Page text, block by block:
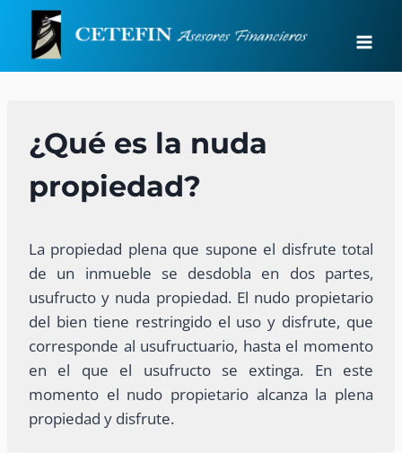
Saltar
contenido
¿Qué es la nuda
propiedad?
La propiedad plena que supone el disfrute total
de un inmueble se desdobla en dos partes,
usufructo y nuda propiedad. El nudo propietario
del bien tiene restringido el uso y disfrute, que
corresponde al usufructuario, hasta el momento
en el que el usufructo se extinga. En este
momento el nudo propietario alcanza la plena
propiedad y disfrute.